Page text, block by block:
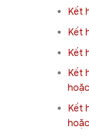
Kết
Kết
Kết
Kết
Kết